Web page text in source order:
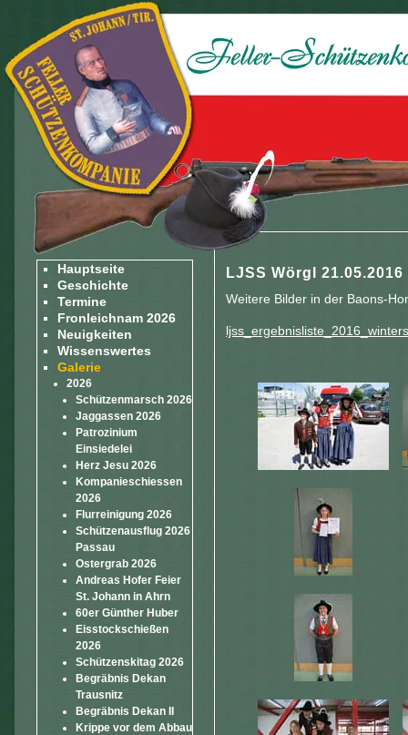
Hauptseite
Geschichte
Termine
Fronleichnam 2026
Neuigkeiten
Wissenswertes
Galerie
2026
Schützenmarsch 2026
Jaggassen 2026
Patrozinium
Einsiedelei
Herz Jesu 2026
Kompanieschiessen
2026
Flurreinigung 2026
Schützenausflug 2026
Passau
Ostergrab 2026
Andreas Hofer Feier
St. Johann in Ahrn
60er Günther Huber
Eisstockschießen
2026
Schützenskitag 2026
Begräbnis Dekan
Trausnitz
Begräbnis Dekan II
Krippe vor dem Abbau
LJSS Wörgl 21.05.2016
Weitere Bilder in der Baons-